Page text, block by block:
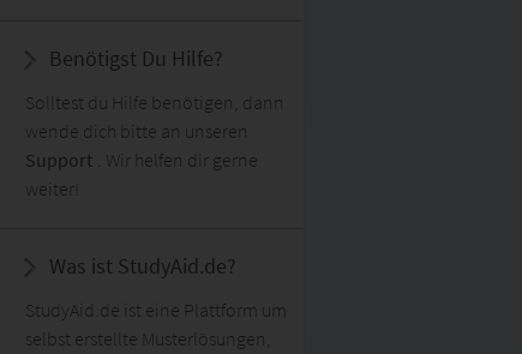
Benötigst Du Hilfe?
Solltest du Hilfe benötigen, dann
wende dich bitte an unseren
Support . Wir helfen dir gerne
weiter!
Was ist StudyAid.de?
StudyAid.de ist eine Plattform um
selbst erstellte Musterlösungen,